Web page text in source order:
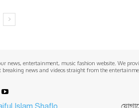
news, entertainment, music fashion website. We
breaking news and videos straight from the